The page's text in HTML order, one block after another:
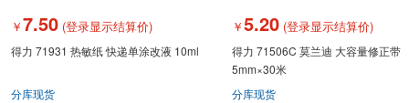
￥7.50 (登录显示结算价)
得力 71931 热敏纸 快递单涂改液 10ml
分库现货
￥5.20 (登录显示结算价)
得力 71506C 莫兰迪 大容量修正带
5mm×30米
分库现货